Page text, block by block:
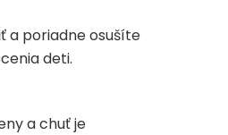
a poriadne osušíte
deti.
a chuť je